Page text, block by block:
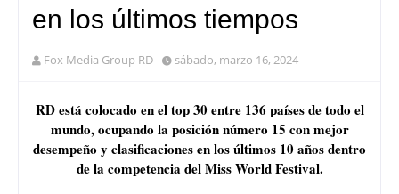
en los últimos tiempos
Fox Media Group RD sábado, marzo 16, 2024
RD está colocado en el top 30 entre 136 países de todo el
mundo, ocupando la posición número 15 con mejor
desempeño y clasificaciones en los últimos 10 años dentro
de la competencia del Miss World Festival.